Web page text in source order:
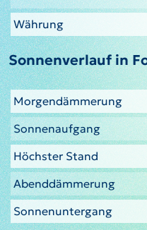
Währung
Sonnenverlauf in
Morgendämmerung
Sonnenaufgang
Höchster Stand
Abenddämmerung
Sonnenuntergang